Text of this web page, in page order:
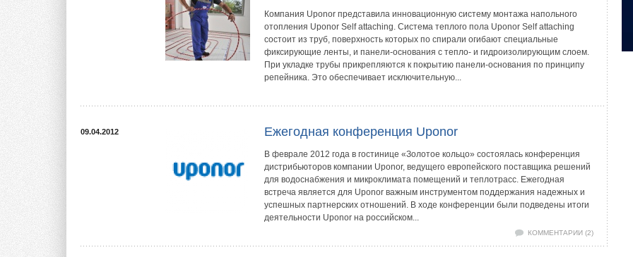
Компания Uponor представила инновационную систему монтажа напольного
отопления Uponor Self attaching. Система теплого пола Uponor Self attaching
состоит из труб, поверхность которых по спирали огибают специальные
фиксирующие ленты, и панели-основания с тепло- и гидроизолирующим слоем.
При укладке трубы прикрепляются к покрытию панели-основания по принципу
репейника. Это обеспечивает исключительную...
09.04.2012 Ежегодная конференция Uponor
В феврале 2012 года в гостинице «Золотое кольцо» состоялась конференция
дистрибьюторов компании Uponor, ведущего европейского поставщика решений
для водоснабжения и микроклимата помещений и теплотрасс. Ежегодная
встреча является для Uponor важным инструментом поддержания надежных и
успешных партнерских отношений. В ходе конференции были подведены итоги
деятельности Uponor на российском...
КОММЕНТАРИИ (2)